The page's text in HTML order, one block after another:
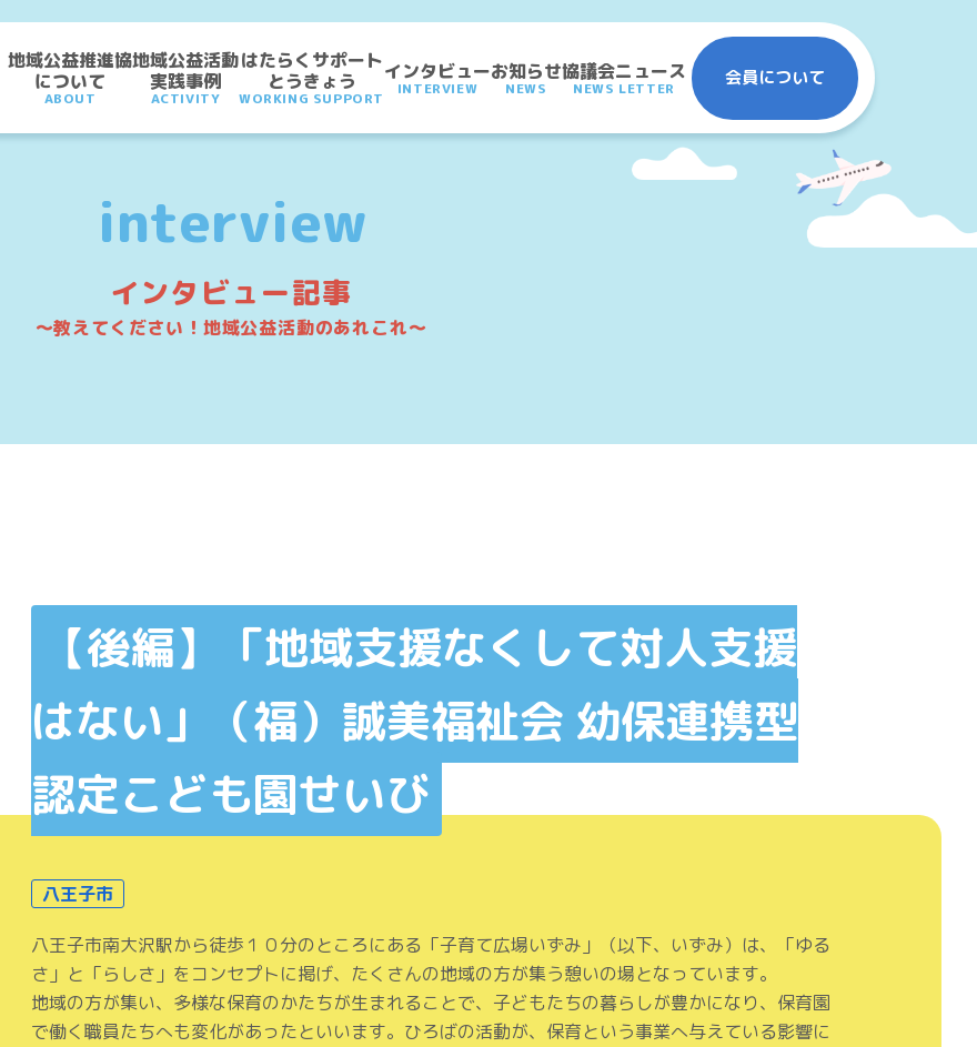
地域公益推進協
について
ABOUT
地域公益活動
実践事例
ACTIVITY
はたらくサポート
とうきょう
WORKING SUPPORT
インタビュー
INTERVIEW
お知らせ
NEWS
協議会ニュース
NEWS LETTER 会員について
interview
インタビュー記事
〜教えてください！地域公益活動のあれこれ〜
【後編】「地域支援なくして対人支援
はない」（福）誠美福祉会 幼保連携型
認定こども園せいび
八王子市
八王子市南大沢駅から徒歩１０分のところにある「子育て広場いずみ」（以下、いずみ）は、「ゆる
さ」と「らしさ」をコンセプトに掲げ、たくさんの地域の方が集う憩いの場となっています。
地域の方が集い、多様な保育のかたちが生まれることで、子どもたちの暮らしが豊かになり、保育園
で働く職員たちへも変化があったといいます。ひろばの活動が、保育という事業へ与えている影響に